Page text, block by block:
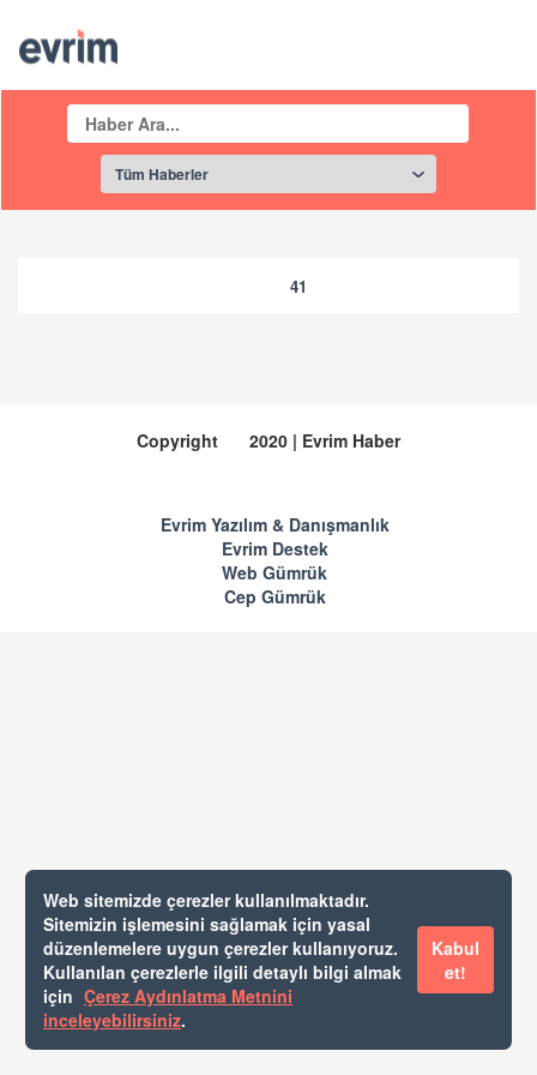
Web sitemizde çerezler kullanılmaktadır.
Sitemizin işlemesini sağlamak için yasal
düzenlemelere uygun çerezler kullanıyoruz.
Kullanılan çerezlerle ilgili detaylı bilgi almak
için Çerez Aydınlatma Metnini
inceleyebilirsiniz.
Kabul
et!
41
Copyright 2020 | Evrim Haber
Evrim Yazılım & Danışmanlık
Evrim Destek
Web Gümrük
Cep Gümrük